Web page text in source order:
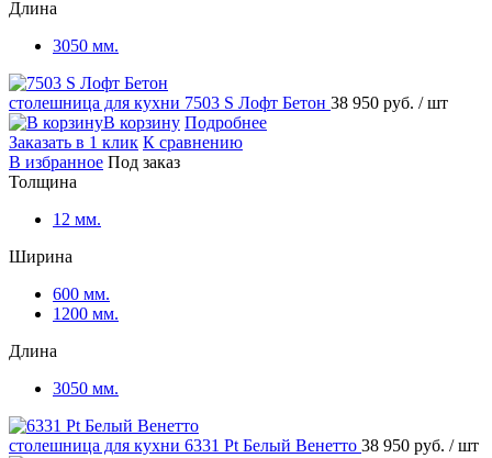
Длина
3050 мм.
столешница для кухни 7503 S Лофт Бетон 38 950 руб. / шт
В корзину Подробнее
Заказать в 1 клик К сравнению
В избранное Под заказ
Толщина
12 мм.
Ширина
600 мм.
1200 мм.
Длина
3050 мм.
столешница для кухни 6331 Pt Белый Венетто 38 950 руб. / шт